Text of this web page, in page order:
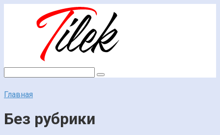
Главная
Без рубрики